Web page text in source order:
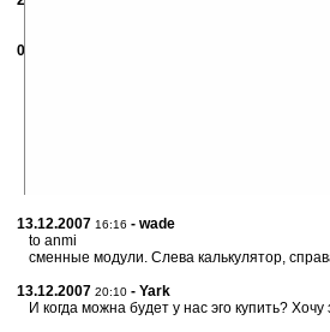
О какой модели Rovera с диагональю 7
03.12.2007
не совсем понял, что значит xfse, но
судя по описанию поддерживается
как активаная матрица будет работать,
цена действительно милая — с
13.12.2007 16:16 - wade
to anmi
сменные модули. Слева калькулятор,
13.12.2007 20:10 - Yark
И когда можна будет у нас эго купить?